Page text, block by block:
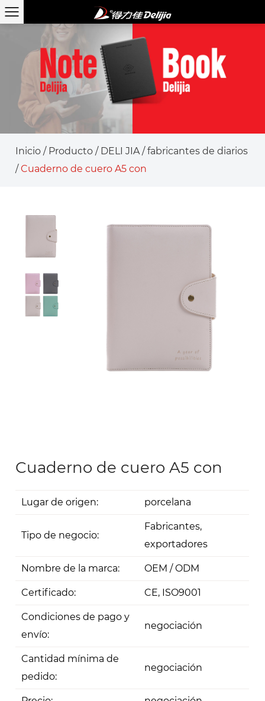
Inicio / Producto / DELI JIA/fabricantes de diarios
/Cuaderno de cuero A5 con
Cuaderno de cuero A5 con
Lugar de origen: porcelana
Tipo de negocio:
Fabricantes,
exportadores
Nombre de la marca: OEM / ODM
Certificado: CE, ISO9001
Condiciones de pago y
envío:
negociación
Cantidad mínima de
pedido:
negociación